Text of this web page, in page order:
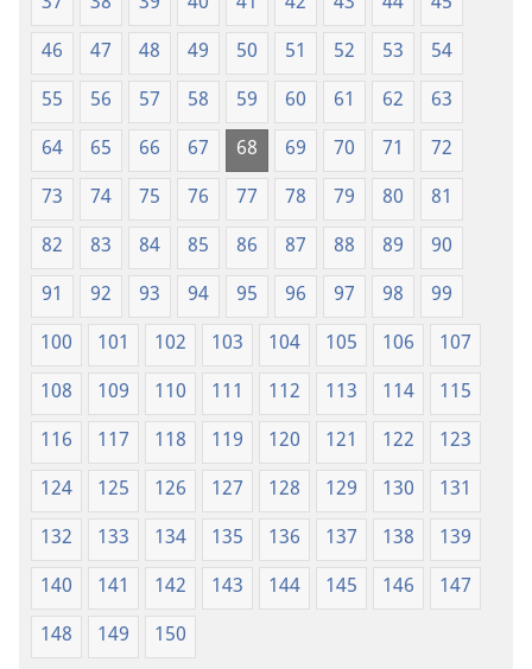
46
47 48 49 50 51 52 53
54
55
56 57 58 59 60 61 62
63
64
65 66 67 68 69 70 71
72
73
74 75 76 77 78 79 80
81
82
83 84 85 86 87 88 89
90
91
92 93 94 95 96 97 98
99
100
101 102 103 104 105 106
107
108
109 110 111 112 113 114
115
116
117 118 119 120 121 122
123
124
125 126 127 128 129 130
131
132
133 134 135 136 137 138
139
140
141 142 143 144 145 146
147
148
149 150